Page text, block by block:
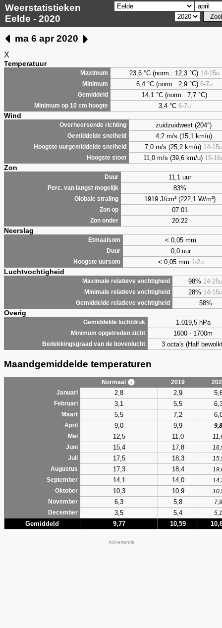
Weerstatistieken
Eelde - 2020
ma 6 apr 2020
X
Temperatuur
Maximum 23,6 °C (norm.: 12,3 °C) 14-15u
Minimum 6,4 °C (norm.: 2,9 °C) 6-7u
Gemiddeld 14,1 °C (norm.: 7,7 °C)
Minimum op 10 cm hoogte 3,4°C 6-7u
Wind
Overheersende richting zuidzuidwest (204°)
Gemiddelde snelheid 4,2 m/s (15,1 km/u)
Hoogste uurgemiddelde snelheid 7,0 m/s (25,2 km/u) 14-15u
Hoogste stoot 11,0 m/s (39,6 km/u) 15-
Zon
Duur 11,1 uur
Perc. van langst mogelijk 83%
Globale straling 1919 J/cm² (222,1 W/m²)
Zon op 07:01
Zon onder 20:22
Neerslag
Etmaalsom < 0,05 mm
Duur 0,0 uur
Hoogste uursom < 0,05 mm 1-2u
Luchtvochtigheid
Maximale relatieve vochtigheid 98% 24-25u
Minimale relatieve vochtigheid 28% 14-15u
Gemiddelde relatieve vochtigheid 58%
Overig
Gemiddelde luchtdruk 1.019,5 hPa
Minimum opgetreden zicht 1600 - 1700m
Bedekkingsgraad van de bovenlucht 3 octa's (Half
Maandgemiddelde temperaturen
Normaal 2019
Januari
2,8 2,9
Februari 3,1 5,5
Maart 5,5 7,2
April 9,0 9,9
9,8
Mei
12,5 11,0
Juni
15,4 17,8
Juli
17,5 18,3
Augustus
17,3 18,4
September
14,1 14,0
Oktober
10,3 10,9
November
6,3 5,8
7,9
December
3,5 5,4 5,1
Gemiddeld 9,77 10,59
Advertentie